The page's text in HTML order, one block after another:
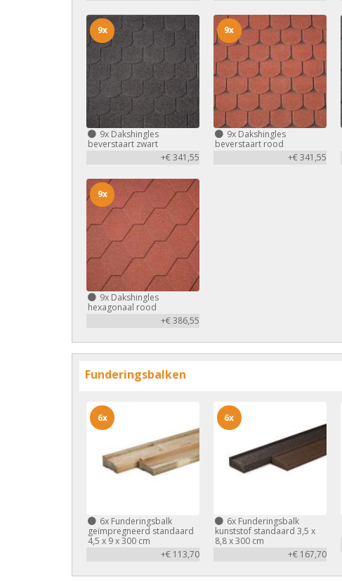
9x Dakshingles
beverstaart zwart
+€ 341,55
9x
9xDakshingles
beverstaart rood
+€ 341,55
9x
9x Dakshingles
hexagonaal rood
+€ 386,55
9x
Funderingsbalken
6x Funderingsbalk
geïmpregneerd standaard
4,5 x 9 x 300 cm
+€ 113,70
6x
6xFunderingsbalk
kunststof standaard 3,5 x
8,8 x 300 cm
+€ 167,70
6x